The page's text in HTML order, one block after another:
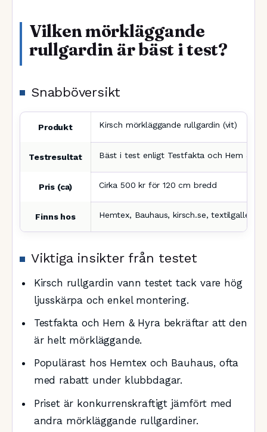
Vilken mörkläggande
rullgardin är bäst i test?
Snabböversikt
Produkt Kirsch mörkläggande rullgardin (vit)
Testresultat Bäst i test enligt Testfakta och Hem &
Pris (ca) Cirka 500 kr för 120 cm bredd
Finns hos Hemtex, Bauhaus, kirsch.se,
Viktiga insikter från testet
Kirsch rullgardin vann testet tack vare hög
ljusskärpa och enkel montering.
Testfakta och Hem & Hyra bekräftar att den
är helt mörkläggande.
Populärast hos Hemtex och Bauhaus, ofta
med rabatt under klubbdagar.
Priset är konkurrenskraftigt jämfört med
andra mörkläggande rullgardiner.